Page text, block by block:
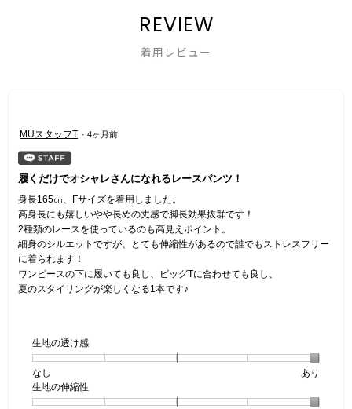
REVIEW
着用レビュー
5
／
個
で
す。
MUスタッフT · 4ヶ月前
履くだけでオシャレさんになれるレースパンツ！
身長165㎝、Fサイズを着用しました。
高身長にも嬉しいやや長めの丈感で脚長効果抜群です！
2種類のレースを使っているのも高見えポイント。
細身のシルエットですが、とても伸縮性があるので誰でもストレスフリー
に着られます！
ワンピースの下に履いても良し、ビッグTに合わせても良し、
夏のスタイリングが楽しくなる1本です♪
生地の透け感
なし
個
あり
評
の
生地の伸縮性